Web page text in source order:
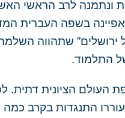
בשפה העברית
שתהווה
התלמוד.
העולם הציונית
התנגדות בקרב